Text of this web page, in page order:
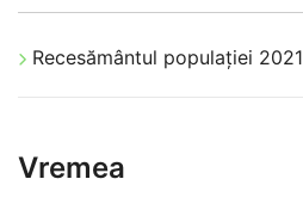
Recesământul populației 2021
Vremea